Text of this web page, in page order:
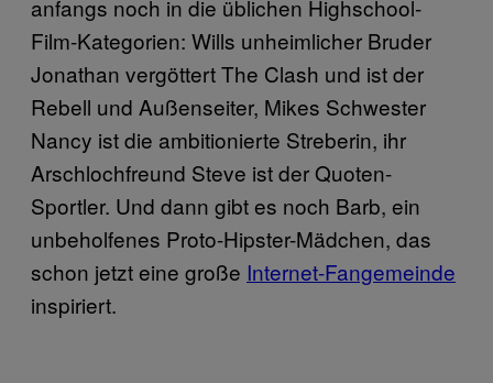
anfangs noch in die üblichen Highschool-
Film-Kategorien: Wills unheimlicher Bruder
Jonathan vergöttert The Clash und ist der
Rebell und Außenseiter, Mikes Schwester
Nancy ist die ambitionierte Streberin, ihr
Arschlochfreund Steve ist der Quoten-
Sportler. Und dann gibt es noch Barb, ein
unbeholfenes Proto-Hipster-Mädchen, das
schon jetzt eine große Internet-Fangemeinde
inspiriert.